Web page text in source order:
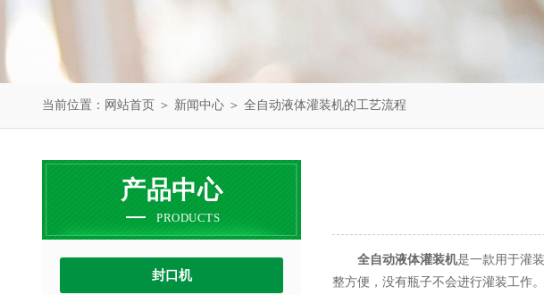
当前位置： 网站首页 ＞ 新闻中心 ＞ 全自动液体灌装机的工艺流程
产品中心
PRODUCTS
封口机
全自动液体灌装机是一款用于灌
整方便，没有瓶子不会进行灌装工作